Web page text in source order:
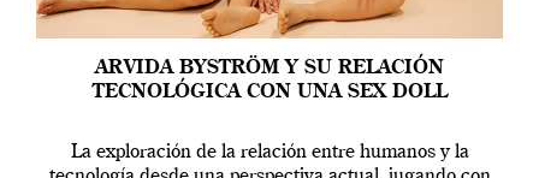
ARVIDA BYSTRÖM Y SU RELACIÓN
TECNOLÓGICA CON UNA SEX DOLL
La exploración de la relación entre humanos y la